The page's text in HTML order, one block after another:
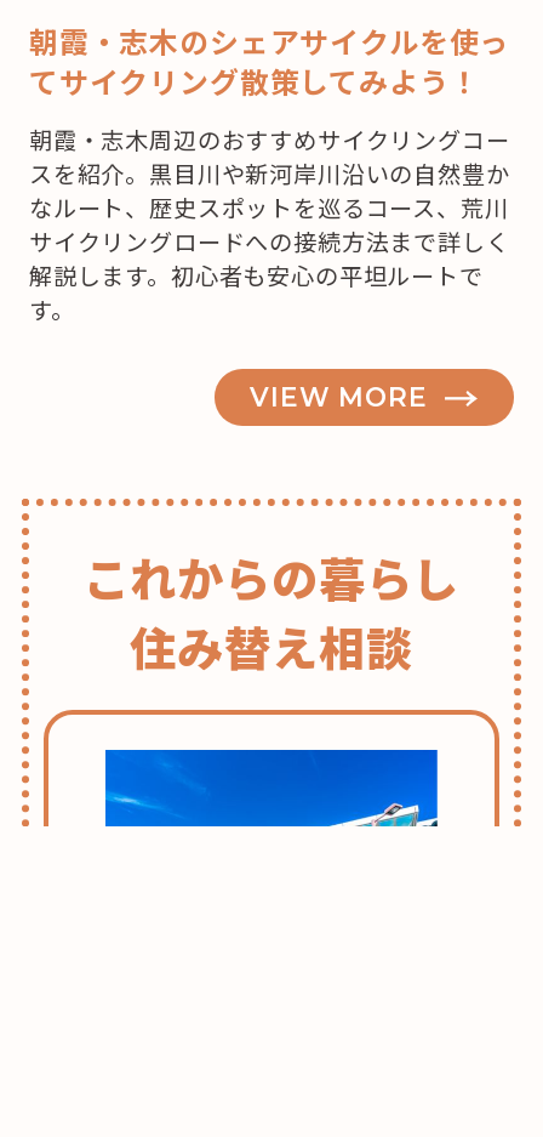
ケ
ー
を
買
お
う
か
な？”
朝霞・志木のシェアサイクルを使っ
てサイクリング散策してみよう！
朝霞・志木周辺のおすすめサイクリングコー
スを紹介。黒目川や新河岸川沿いの自然豊か
なルート、歴史スポットを巡るコース、荒川
サイクリングロードへの接続方法まで詳しく
解説します。初心者も安心の平坦ルートで
す。
VIEW MORE
これからの暮らし
住み替え相談